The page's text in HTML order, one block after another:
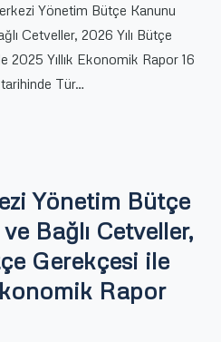
Yönetim Bütçe Kanunu
Cetveller, 2026 Yılı Bütçe
2025 Yıllık Ekonomik Rapor 16
Tür…
Yönetim Bütçe
Bağlı Cetveller,
Gerekçesi ile
Rapor